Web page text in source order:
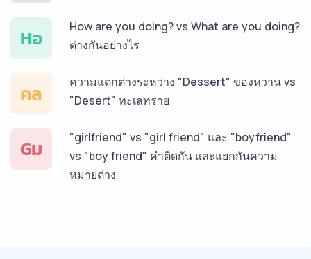
บริการรับแปลภาษาทั่วไทย ราคาเริ่มต้น 150฿
Hอ
How are you doing? vs What are you doing?
ต่างกันอย่างไร
คล
ความแตกต่างระหว่าง "Dessert" ของหวาน vs
"Desert" ทะเลทราย
Gม
"girlfriend" vs "girl friend" และ "boyfriend"
vs "boy friend" คำติดกัน และแยกกันความ
หมายต่าง